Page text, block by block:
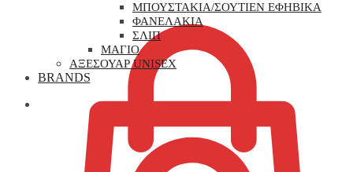
ΜΠΟΥΣΤΑΚΙΑ/ΣΟΥΤΙΕΝ ΕΦΗΒΙΚΑ
ΦΑΝΕΛΑΚΙΑ
ΣΛΙΠ
ΜΑΓΙΟ
ΑΞΕΣΟΥΑΡ UNISEX
BRANDS